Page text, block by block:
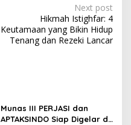
Next post
Hikmah Istighfar: 4
Keutamaan yang Bikin Hidup
Tenang dan Rezeki Lancar
Munas III PERJASI dan
APTAKSINDO Siap Digelar di